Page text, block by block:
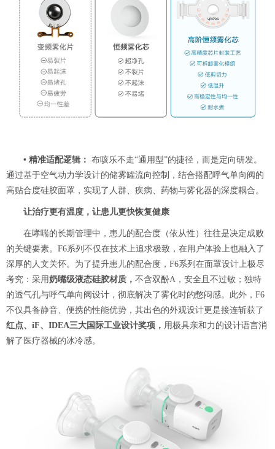
• 精准适配逻辑： 布咳乐不走“通用型”的捷径，而是定向研发。
通过基于空气动力学设计的储雾罐流向控制，结合搭配呼气单向阀的
高贴合度硅胶面罩，实现了人群、疾病、药物与雾化器的深度耦合。
让治疗更有温度，让患儿更快恢复健康
在哮喘的长期管理中，患儿的配合度（依从性）往往是决定成败
的关键要素。F6系列不仅在技术上追求极致，在用户体验上也融入了
深厚的人文关怀。为了提升患儿的配合度，F6系列在面罩设计上极尽
考究：采用奶嘴级液态硅胶材质， 不含双酚A，安全且不过敏；独特
的透气孔与呼气单向阀设计，彻底解决了雾化时的憋闷感。此外，F6
不仅具备静音、便携的性能优势，其出色的外观设计更是接连斩获了
红点、iF、IDEA三大国际工业设计奖项， 用极具亲和力的设计语言消
解了医疗器械的冰冷感。